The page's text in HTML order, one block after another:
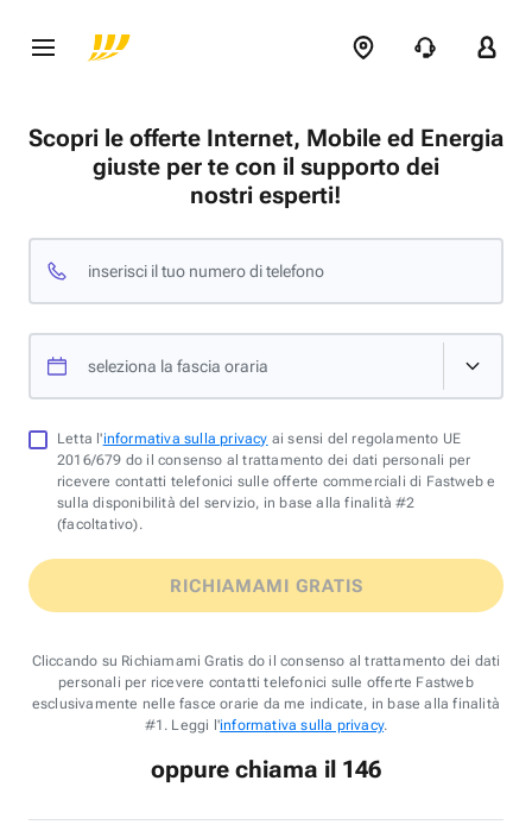
Scopri le offerte Internet, Mobile ed Energia
giuste per te con il supporto dei
nostri esperti!
inserisci il tuo numero di telefono
seleziona la fascia oraria
Letta l'informativa sulla privacy ai sensi del regolamento UE
2016/679 do il consenso al trattamento dei dati personali per
ricevere contatti telefonici sulle offerte commerciali di Fastweb e
sulla disponibilità del servizio, in base alla finalità #2
(facoltativo).
RICHIAMAMI GRATIS
Cliccando su Richiamami Gratis do il consenso al trattamento dei dati
personali per ricevere contatti telefonici sulle offerte Fastweb
esclusivamente nelle fasce orarie da me indicate, in base alla finalità
#1. Leggi l'informativa sulla privacy.
oppure chiama il 146